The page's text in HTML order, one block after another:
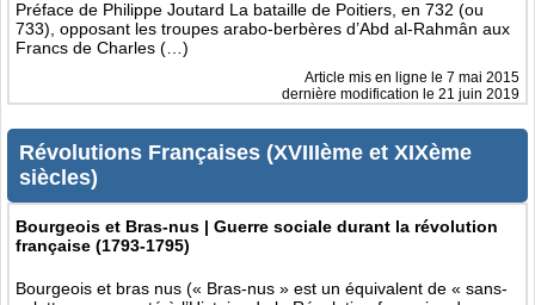
Préface de Philippe Joutard La bataille de Poitiers, en 732 (ou
733), opposant les troupes arabo-berbères d’Abd al-Rahmân aux
Francs de Charles (…)
Article mis en ligne le 7 mai 2015
dernière modification le 21 juin 2019
Révolutions Françaises (XVIIIème et XIXème
siècles)
Bourgeois et Bras-nus | Guerre sociale durant la révolution
française (1793-1795)
Bourgeois et bras nus (« Bras-nus » est un équivalent de « sans-